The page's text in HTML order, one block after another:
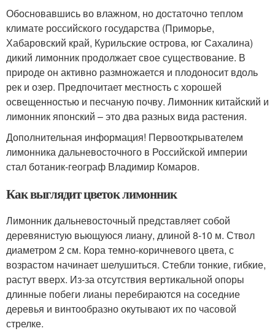
Обосновавшись во влажном, но достаточно теплом
климате российского государства (Приморье,
Хабаровский край, Курильские острова, юг Сахалина)
дикий лимонник продолжает свое существование. В
природе он активно размножается и плодоносит вдоль
рек и озер. Предпочитает местность с хорошей
освещенностью и песчаную почву. Лимонник китайский и
лимонник японский – это два разных вида растения.
Дополнительная информация! Первооткрывателем
лимонника дальневосточного в Российской империи
стал ботаник-географ Владимир Комаров.
Как выглядит цветок лимонник
Лимонник дальневосточный представляет собой
деревянистую вьющуюся лиану, длиной 8-10 м. Ствол
диаметром 2 см. Кора темно-коричневого цвета, с
возрастом начинает шелушиться. Стебли тонкие, гибкие,
растут вверх. Из-за отсутствия вертикальной опоры
длинные побеги лианы перебираются на соседние
деревья и винтообразно окутывают их по часовой
стрелке.